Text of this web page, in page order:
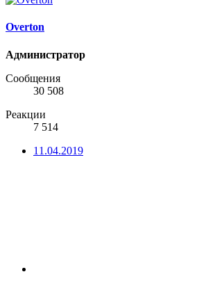
Overton
Администратор
Сообщения
30 508
Реакции
7 514
11.04.2019